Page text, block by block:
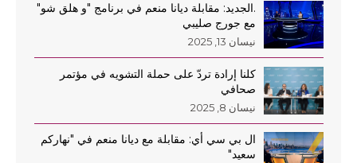
EN
.الجديد: مقابلة ديانا منعم في برنامج "و هلق شو"
مع جورج صليبي
نيسان 13, 2025
كلنا إرادة تردّ على حملة التشويه في مؤتمر
صحافي
نيسان 8, 2025
ال بي سي أي: مقابلة مع ديانا منعم في "نهاركم
سعيد"